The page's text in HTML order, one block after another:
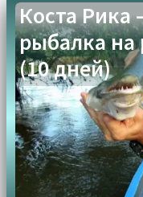
Коста Рика
рыбалка
(10 дней)